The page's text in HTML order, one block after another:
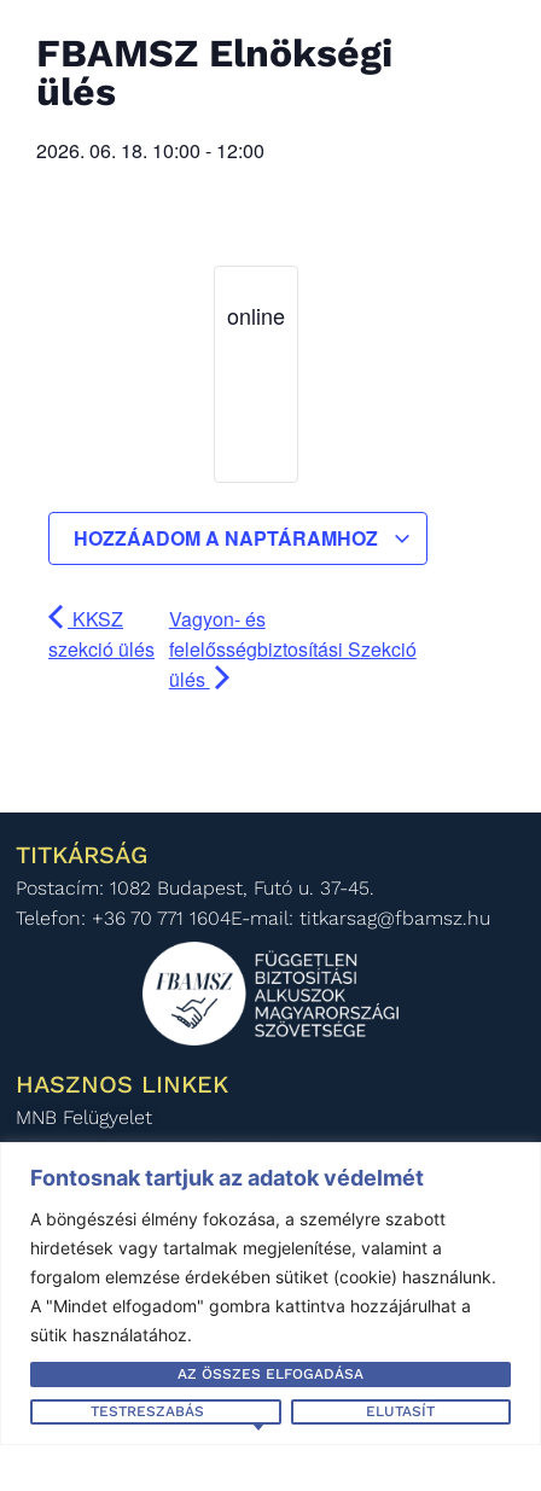
Fontosnak tartjuk az adatok védelmét
A böngészési élmény fokozása, a személyre szabott
hirdetések vagy tartalmak megjelenítése, valamint a
forgalom elemzése érdekében sütiket (cookie) használunk.
A "Mindet elfogadom" gombra kattintva hozzájárulhat a
sütik használatához.
TESTRESZABÁS ELUTASÍT
AZ ÖSSZES ELFOGADÁSA
FBAMSZ Elnökségi
ülés
2026. 06. 18. 10:00 - 12:00
online
HOZZÁADOM A NAPTÁRAMHOZ
KKSZ
szekció ülés
Vagyon- és
felelősségbiztosítási Szekció
ülés
TITKÁRSÁG
Postacím: 1082 Budapest, Futó u. 37-45.
Telefon: +36 70 771 1604E-mail: titkarsag@fbamsz.hu
HASZNOS LINKEK
MNB Felügyelet
Pénzügyi Békéltető Testület
Magyar Biztosítók Szövetsége
BIPAR
AIDA Magyar Nemzeti Szekció
KÖZÉRDEKŰ ADATOK
Éves beszámoló - 2024
Éves beszámoló - 2023